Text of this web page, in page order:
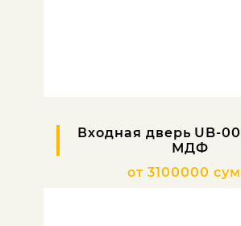
Входная дверь UB-
МДФ
от 3100000 сум